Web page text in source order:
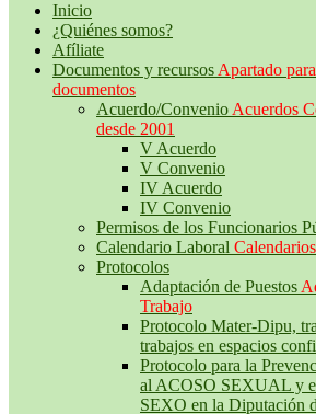
Inicio
¿Quiénes somos?
Afíliate
Documentos y recursos Apartado
documentos
Acuerdo/Convenio Acuerdos
desde 2001
V Acuerdo
V Convenio
IV Acuerdo
IV Convenio
Permisos de los Funcionarios
Calendario Laboral
Protocolos
Adaptación de Puestos
Trabajo
Protocolo Mater-Dipu,
trabajos en espacios
Protocolo para la
al ACOSO SEXUAL y
SEXO en la Diputación